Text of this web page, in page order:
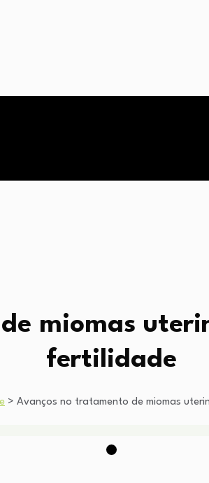
miomas
fertilidade
> Avanços no tratamento de miomas